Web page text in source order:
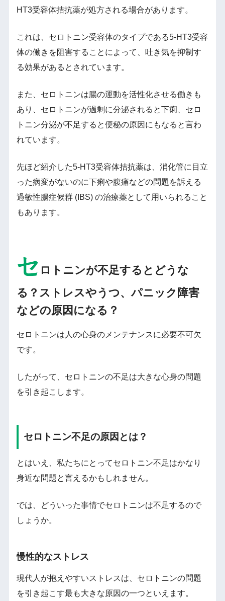
HT3受容体拮抗薬が処方される場合があります。
これは、セロトニン受容体のタイプである5-HT3受容
体の働きを阻害することによって、吐き気を抑制す
る効果があるとされています。
また、セロトニンは腸の運動を活性化させる働きも
あり、セロトニンが過剰に分泌されると下痢、セロ
トニン分泌が不足すると便秘の原因にもなると言わ
れています。
先ほど紹介した5-HT3受容体拮抗薬は、消化管に目立
った病変がないのに下痢や腹痛などの問題を訴える
過敏性腸症候群 (IBS) の治療薬として用いられること
もあります。
セ ロトニンが不足するとどうな
る？ストレスやうつ、パニック障害
などの原因になる？
セロトニンは人の心身のメンテナンスに必要不可欠
です。
したがって、セロトニンの不足は大きな心身の問題
を引き起こします。
セロトニン不足の原因とは？
とはいえ、私たちにとってセロトニン不足はかなり
身近な問題と言えるかもしれません。
では、どういった事情でセロトニンは不足するので
しょうか。
慢性的なストレス
現代人が抱えやすいストレスは、セロトニンの問題
を引き起こす最も大きな原因の一つといえます。